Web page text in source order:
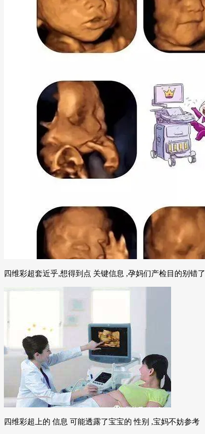
四维彩超套近乎,想得到点 关键信息 ,孕妈们产检目的别错了
四维彩超上的 信息 可能透露了宝宝的 性别 ,宝妈不妨参考